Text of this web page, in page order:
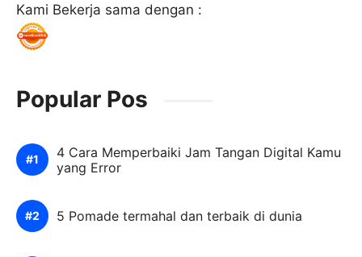
Kami Bekerja sama dengan :
Popular Pos
4 Cara Memperbaiki Jam Tangan Digital Kamu
yang Error
5 Pomade termahal dan terbaik di dunia